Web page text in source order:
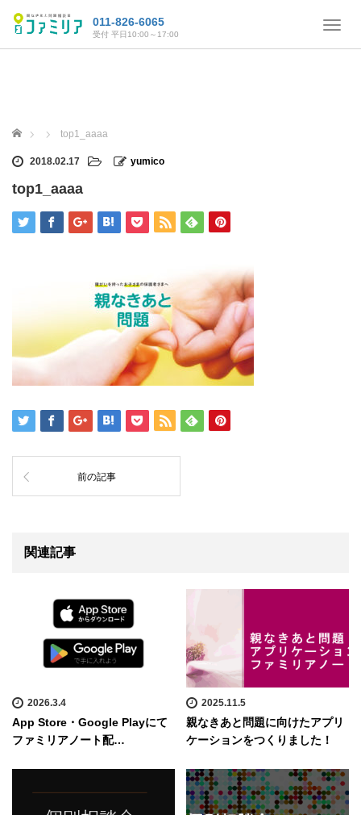
T
011-826-6065
受付 平日10:00～17:00
ホーム top1_aaaa
2018.02.17 yumico
top1_aaaa
前の記事
関連記事
2026.3.4
App Store・Google Playにて
ファミリアノート配…
2025.11.5
親なきあと問題に向けたアプリ
ケーションをつくりました！